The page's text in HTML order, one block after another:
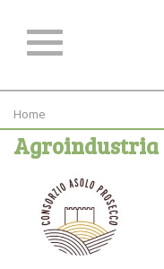
Home
Agroindustria